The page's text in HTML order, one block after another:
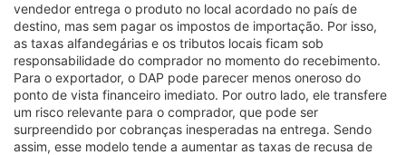
vendedor entrega o produto no local acordado no país de
destino, mas sem pagar os impostos de importação. Por isso,
as taxas alfandegárias e os tributos locais ficam sob
responsabilidade do comprador no momento do recebimento.
Para o exportador, o DAP pode parecer menos oneroso do
ponto de vista financeiro imediato. Por outro lado, ele transfere
um risco relevante para o comprador, que pode ser
surpreendido por cobranças inesperadas na entrega. Sendo
assim, esse modelo tende a aumentar as taxas de recusa de